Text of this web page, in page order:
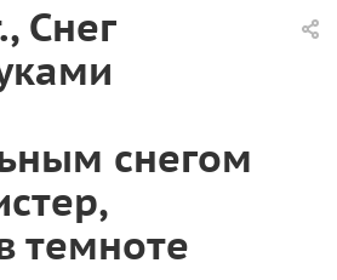
Снег
снегом
темноте